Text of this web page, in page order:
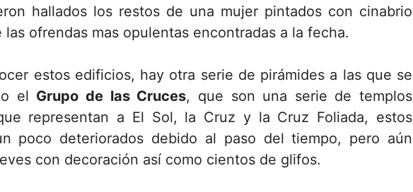
hallados los restos de una mujer pintados con cinabrio
ofrendas mas opulentas encontradas a la fecha.
estos edificios, hay otra serie de pirámides a las que se
el Grupo de las Cruces, que son una serie de templos
representan a El Sol, la Cruz y la Cruz Foliada, estos
poco deteriorados debido al paso del tiempo, pero aún
con decoración así como cientos de glifos.